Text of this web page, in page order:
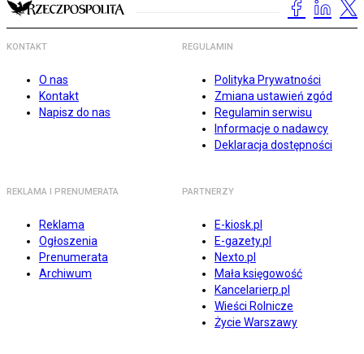
KONTAKT
O nas
Kontakt
Napisz do nas
REGULAMIN
Polityka Prywatności
Zmiana ustawień zgód
Regulamin serwisu
Informacje o nadawcy
Deklaracja dostępności
REKLAMA I PRENUMERATA
Reklama
Ogłoszenia
Prenumerata
Archiwum
PARTNERZY
E-kiosk.pl
E-gazety.pl
Nexto.pl
Mała księgowość
Kancelarierp.pl
Wieści Rolnicze
Życie Warszawy